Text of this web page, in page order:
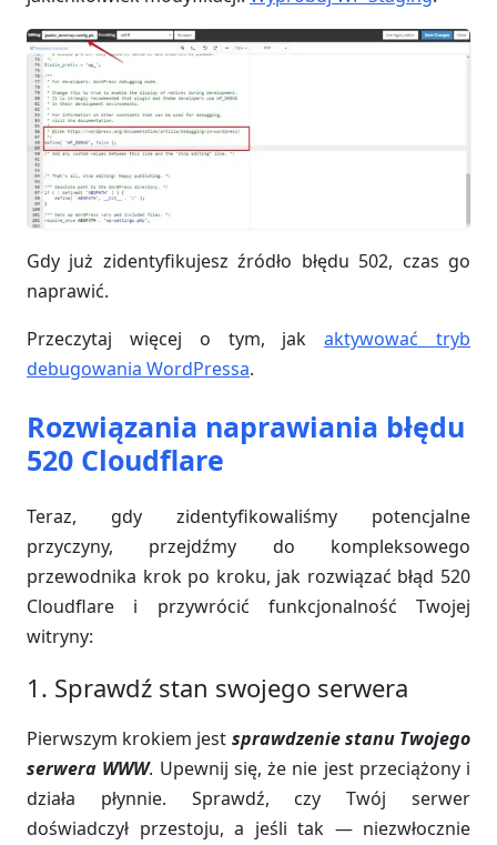
Gdy już zidentyfikujesz źródło błędu 502, czas go
naprawić.
Przeczytaj więcej o tym, jakaktywować tryb
debugowania WordPressa.
Rozwiązania naprawiania błędu
520 Cloudflare
Teraz, gdy zidentyfikowaliśmy potencjalne
przyczyny, przejdźmy do kompleksowego
przewodnika krok po kroku, jak rozwiązać błąd 520
Cloudflare i przywrócić funkcjonalność Twojej
witryny:
1. Sprawdź stan swojego serwera
Pierwszym krokiem jest sprawdzenie stanu Twojego
serwera WWW. Upewnij się, że nie jest przeciążony i
działa płynnie. Sprawdź, czy Twój serwer
doświadczył przestoju, a jeśli tak — niezwłocznie